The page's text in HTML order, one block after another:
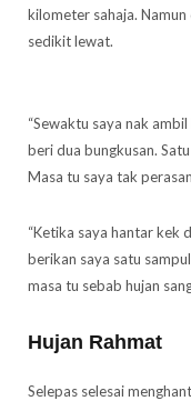
kilometer sahaja.
sedikit lewat.
“Sewaktu saya nak
beri dua bungkusan.
Masa tu saya tak
“Ketika saya hantar kek
berikan saya satu
masa tu sebab hujan
Hujan Rahmat
Selepas selesai